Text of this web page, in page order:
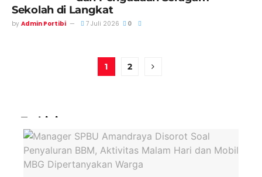
Sekolah di Langkat
by Admin Portibi 7 Juli 2026 0
1 2
Terkini